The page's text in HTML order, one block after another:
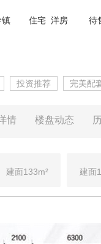
镇 住宅 洋房 待
投资推荐 完美配
情 楼盘动态
建面133m² 建面